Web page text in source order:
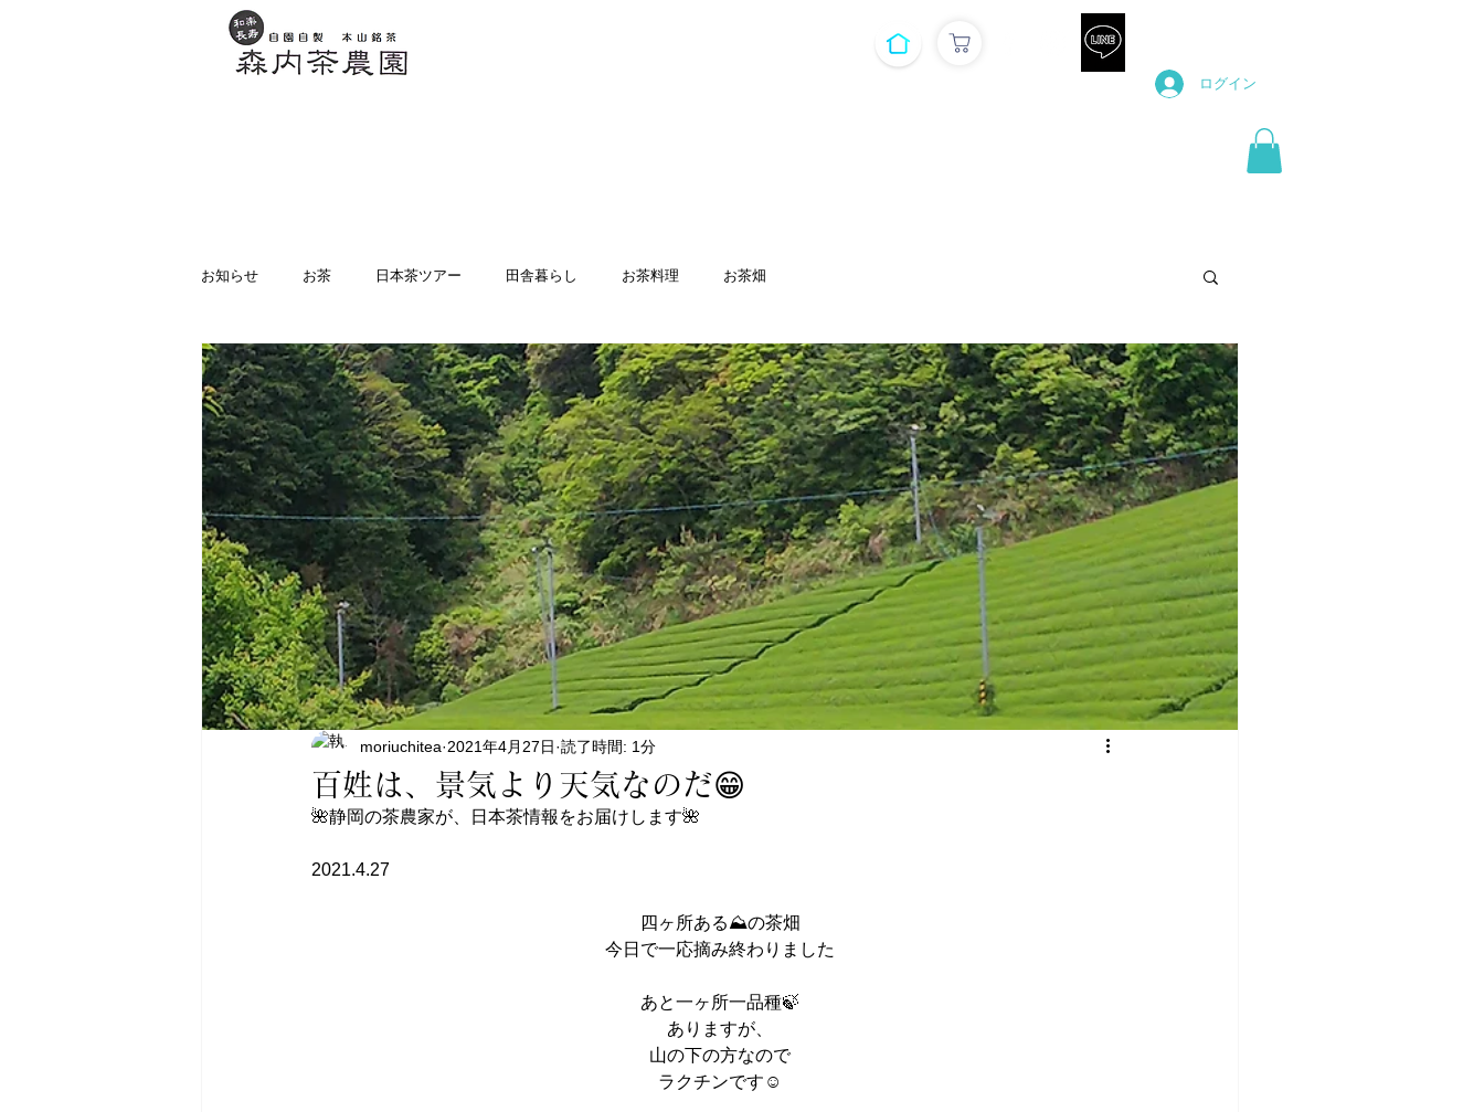
ログイン
お知らせ お茶 日本茶ツアー 田舎暮らし お茶料理 お茶畑
百姓は、景気より天気なのだ😁
moriuchitea 2021年4月27日 読了時間: 1分
🌺静岡の茶農家が、日本茶情報をお届けします🌺
2021.4.27
四ヶ所ある⛰️の茶畑
今日で一応摘み終わりました
あと一ヶ所一品種🍃
ありますが、
山の下の方なので
ラクチンです☺️